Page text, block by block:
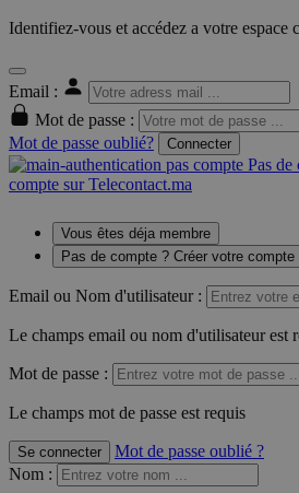
Identifiez-vous et accédez a votre espace
Email :
Mot de passe :
Mot de passe oublié?
Connecter
Pas de
compte sur Telecontact.ma
Vous êtes déja membre
Pas de compte ? Créer votre compte
Email ou Nom d'utilisateur :
Le champs email ou nom d'utilisateur est
Mot de passe :
Le champs mot de passe est requis
Se connecter
Mot de passe oublié ?
Nom :